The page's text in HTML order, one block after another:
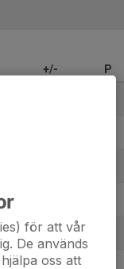
+/- P
1
för att vår
De används
oss att